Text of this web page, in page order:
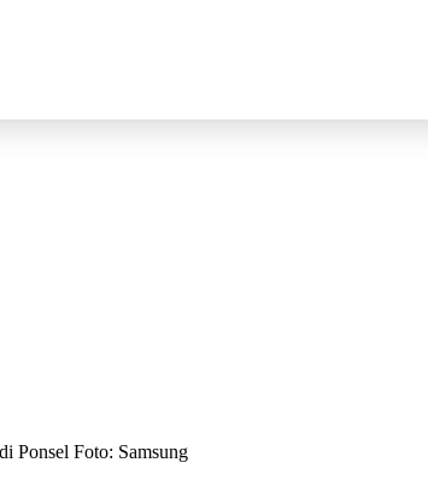
Ponsel Foto: Samsung